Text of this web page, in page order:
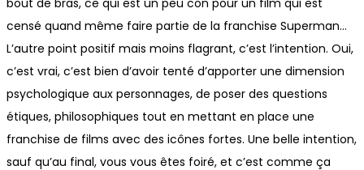
bout de bras, ce qui est un peu con pour un film qui est
censé quand même faire partie de la franchise Superman…
L’autre point positif mais moins flagrant, c’est l’intention. Oui,
c’est vrai, c’est bien d’avoir tenté d’apporter une dimension
psychologique aux personnages, de poser des questions
étiques, philosophiques tout en mettant en place une
franchise de films avec des icônes fortes. Une belle intention,
sauf qu’au final, vous vous êtes foiré, et c’est comme ça